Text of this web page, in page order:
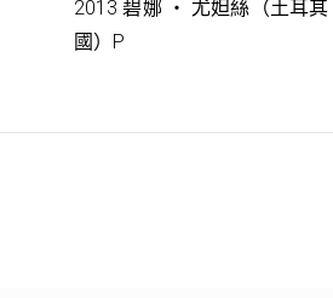
2013 碧娜 ‧ 尤妲絲（土耳其
國）P